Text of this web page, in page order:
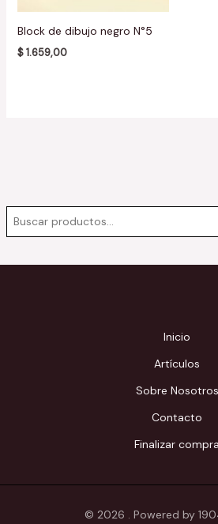
Block de dibujo negro N°5
$1.659,00
Inicio
Artículos
Sobre Nosotros
Contacto
Finalizar compra
© 2026 . Powered by